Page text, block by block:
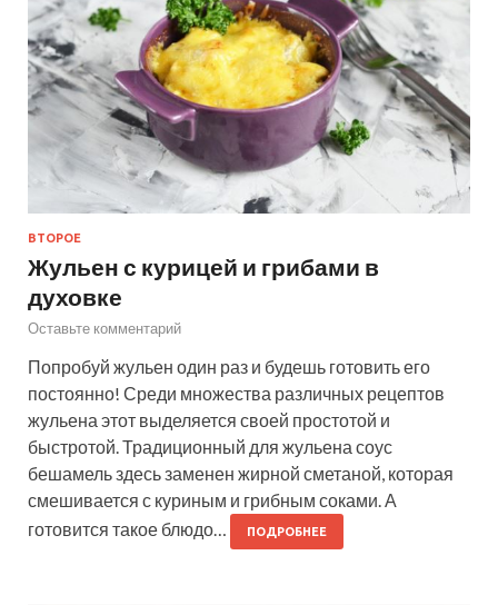
ВТОРОЕ
Жульен с курицей и грибами в
духовке
Оставьте комментарий
Попробуй жульен один раз и будешь готовить его
постоянно! Среди множества различных рецептов
жульена этот выделяется своей простотой и
быстротой. Традиционный для жульена соус
бешамель здесь заменен жирной сметаной, которая
смешивается с куриным и грибным соками. А
готовится такое блюдо…
ПОДРОБНЕЕ